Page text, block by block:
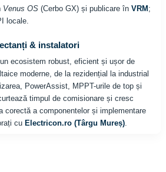
Venus OS (Cerbo GX) și publicare în VRM ;
locale.
& instalatori
ecosistem robust, eficient și ușor de
moderne, de la rezidențial la industrial
PowerAssist, MPPT-urile de top și
timpul de comisionare și cresc
corectă a componentelor și implementare
cu Electricon.ro (Târgu Mureș).